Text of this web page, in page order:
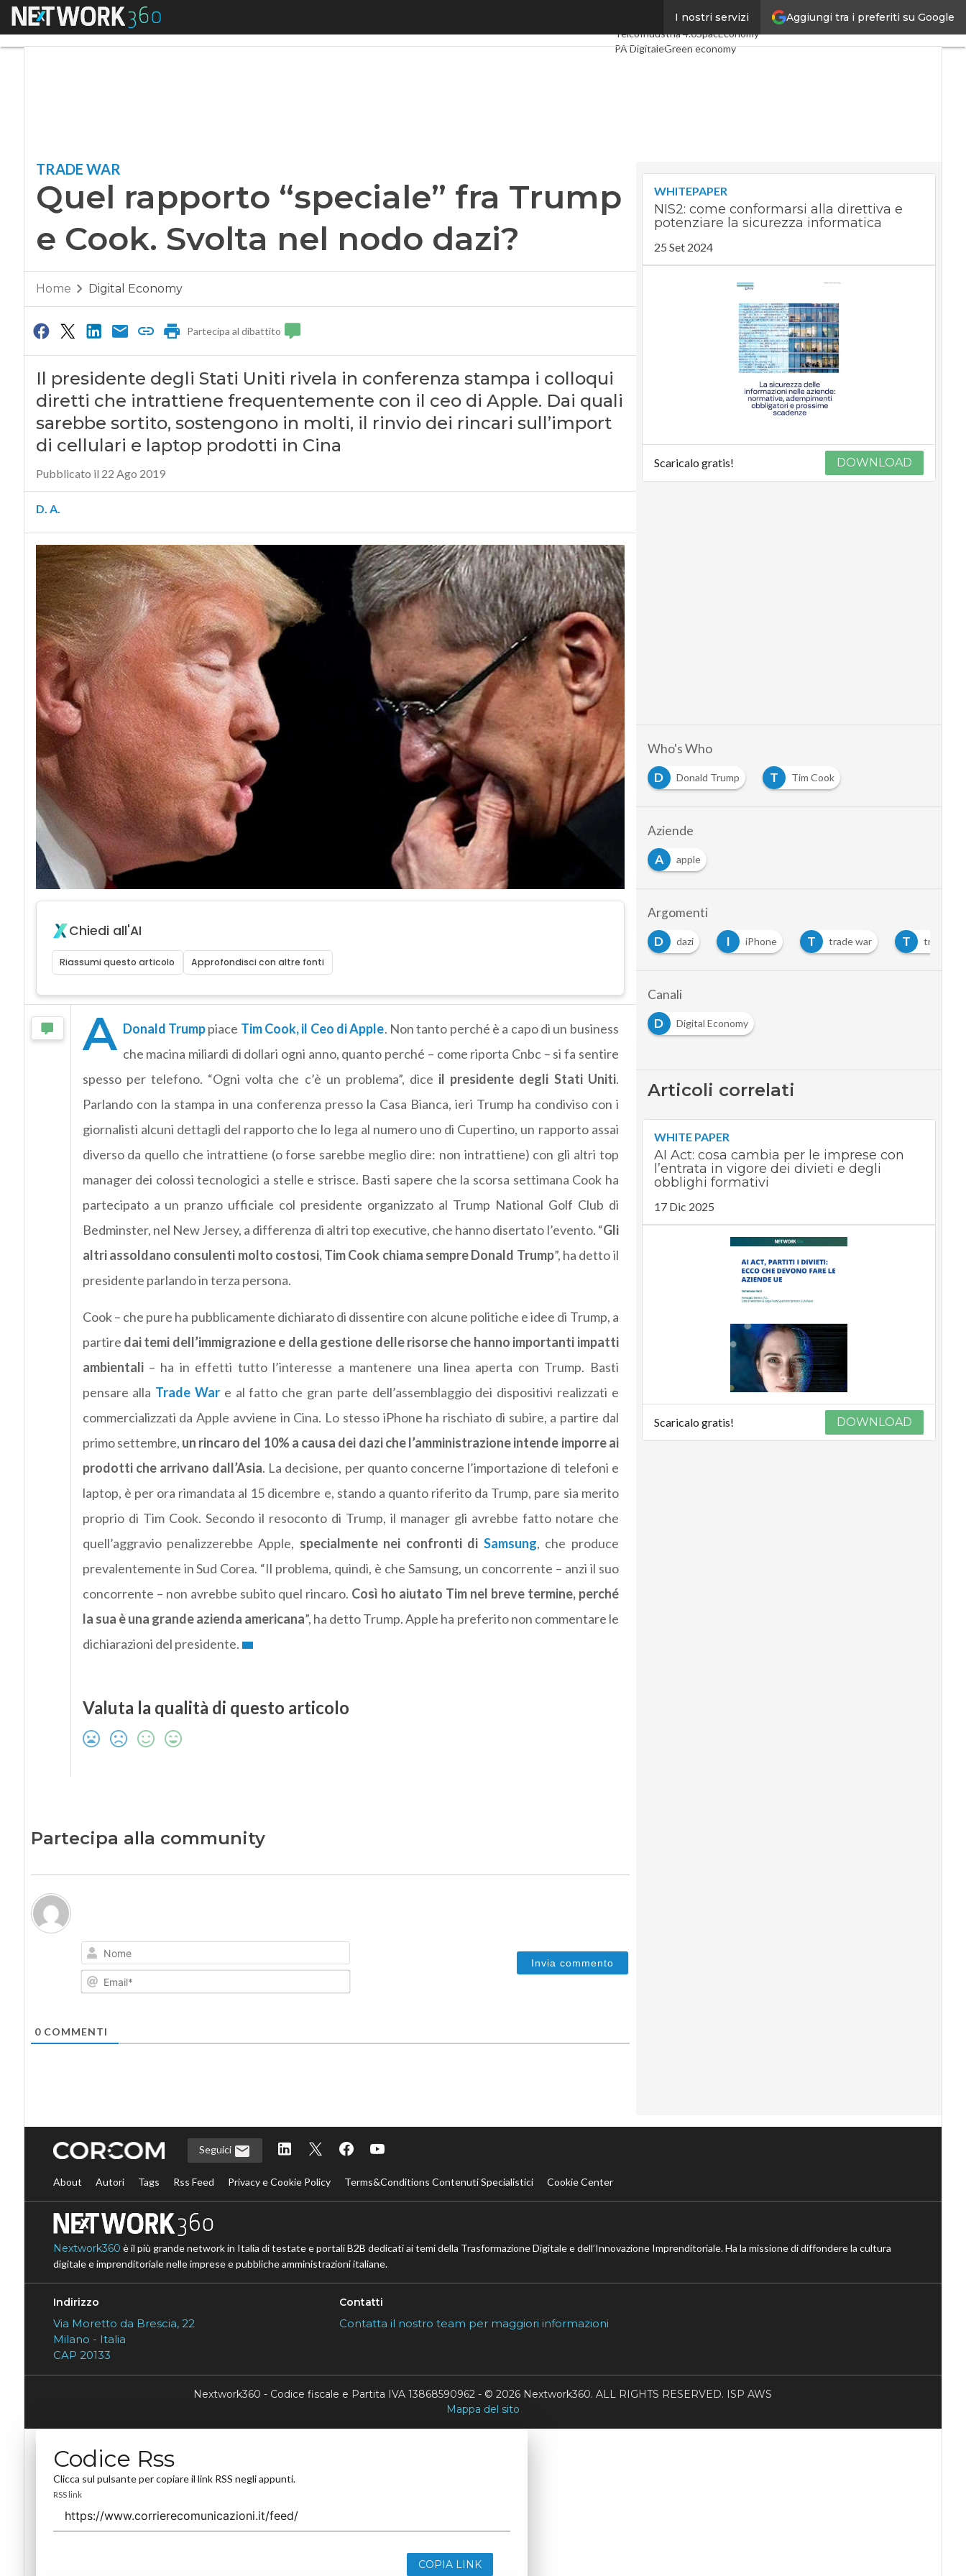
Aggiungi tra i preferiti su Google
I nostri servizi
Menu
Digital Economy
TelcoIndustria 4.0SpacEconomy
PA DigitaleGreen economy
TRADE WAR
Quel rapporto “speciale” fra Trump
e Cook. Svolta nel nodo dazi?
Home Digital Economy
Partecipa al dibattito
Il presidente degli Stati Uniti rivela in conferenza stampa i colloqui
diretti che intrattiene frequentemente con il ceo di Apple. Dai quali
sarebbe sortito, sostengono in molti, il rinvio dei rincari sull’import
di cellulari e laptop prodotti in Cina
Pubblicato il 22 Ago 2019
D. A.
Chiedi all'AI
Riassumi questo articolo Approfondisci con altre fonti
A Donald Trumppiace Tim Cook, il Ceo di Apple. Non tanto perché è a capo di un business
che macina miliardi di dollari ogni anno, quanto perché – come riporta Cnbc – si fa sentire
spesso per telefono. “Ogni volta che c’è un problema”, dice il presidente degli Stati Uniti.
Parlando con la stampa in una conferenza presso la Casa Bianca, ieri Trump ha condiviso con i
giornalisti alcuni dettagli del rapporto che lo lega al numero uno di Cupertino, un rapporto assai
diverso da quello che intrattiene (o forse sarebbe meglio dire: non intrattiene) con gli altri top
manager dei colossi tecnologici a stelle e strisce. Basti sapere che la scorsa settimana Cook ha
partecipato a un pranzo ufficiale col presidente organizzato al Trump National Golf Club di
Bedminster, nel New Jersey, a differenza di altri top executive, che hanno disertato l’evento. “Gli
altri assoldano consulenti molto costosi, Tim Cook chiama sempre Donald Trump”, ha detto il
presidente parlando in terza persona.
Cook – che pure ha pubblicamente dichiarato di dissentire con alcune politiche e idee di Trump, a
partire dai temi dell’immigrazione e della gestione delle risorse che hanno importanti impatti
ambientali– ha in effetti tutto l’interesse a mantenere una linea aperta con Trump. Basti
pensare alla Trade Ware al fatto che gran parte dell’assemblaggio dei dispositivi realizzati e
commercializzati da Apple avviene in Cina. Lo stesso iPhone ha rischiato di subire, a partire dal
primo settembre, un rincaro del 10% a causa dei dazi che l’amministrazione intende imporre ai
prodotti che arrivano dall’Asia. La decisione, per quanto concerne l’importazione di telefoni e
laptop, è per ora rimandata al 15 dicembre e, stando a quanto riferito da Trump, pare sia merito
proprio di Tim Cook. Secondo il resoconto di Trump, il manager gli avrebbe fatto notare che
quell’aggravio penalizzerebbe Apple, specialmente nei confronti di Samsung, che produce
prevalentemente in Sud Corea. “Il problema, quindi, è che Samsung, un concorrente – anzi il suo
concorrente – non avrebbe subito quel rincaro. Così ho aiutato Tim nel breve termine, perché
la sua è una grande azienda americana”, ha detto Trump. Apple ha preferito non commentare le
dichiarazioni del presidente.
Valuta la qualità di questo articolo
Partecipa alla community
Nome
Email*
0COMMENTI
WHITEPAPER
NIS2: come conformarsi alla direttiva e
potenziare la sicurezza informatica
25 Set 2024
Scaricalo gratis! DOWNLOAD
Who's Who
D
Donald Trump T Tim Cook
Aziende
A
apple
Argomenti
D dazi I iPhone T trade war T trump
Canali
D
Digital Economy
Articoli correlati
WHITE PAPER
AI Act: cosa cambia per le imprese con
l’entrata in vigore dei divieti e degli
obblighi formativi
17 Dic 2025
Scaricalo gratis! DOWNLOAD
Seguici
About Autori Tags Rss Feed Privacy e Cookie Policy Terms&Conditions Contenuti Specialistici Cookie Center
Nextwork360 è il più grande network in Italia di testate e portali B2B dedicati ai temi della Trasformazione Digitale e dell’Innovazione Imprenditoriale. Ha la missione di diffondere la cultura
digitale e imprenditoriale nelle imprese e pubbliche amministrazioni italiane.
Indirizzo
Via Moretto da Brescia, 22
Milano - Italia
CAP 20133
Contatti
Contatta il nostro team per maggiori informazioni
Nextwork360 - Codice fiscale e Partita IVA 13868590962 - © 2026 Nextwork360. ALL RIGHTS RESERVED. ISP AWS
Mappa del sito
Codice Rss
Clicca sul pulsante per copiare il link RSS negli appunti.
RSS link
COPIA LINK